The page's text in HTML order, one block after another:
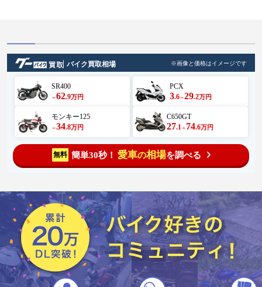
バイク買取相場 ※画像と価格はイメージです
SR400
～62.9万円
PCX
3.6～29.2万円
モンキー125
～34.8万円
C650GT
27.1 ～ 74.6万円
無料 簡単30秒！ 愛車の相場を調べる